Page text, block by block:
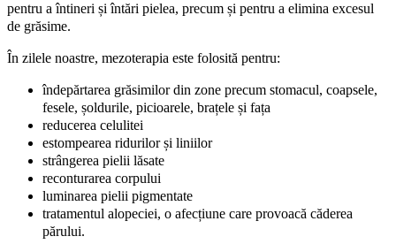
pentru a întineri și întări pielea, precum și pentru a elimina excesul
de grăsime.
În zilele noastre, mezoterapia este folosită pentru:
îndepărtarea grăsimilor din zone precum stomacul, coapsele,
fesele, șoldurile, picioarele, brațele și fața
reducerea celulitei
estompearea ridurilor și liniilor
strângerea pielii lăsate
reconturarea corpului
luminarea pielii pigmentate
tratamentul alopeciei, o afecțiune care provoacă căderea
părului.